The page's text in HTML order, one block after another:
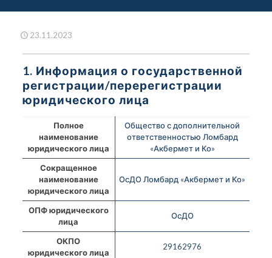
23.11.2023
1. Информация о государственной
регистрации/перерегистрации
юридического лица
Полное
наименование
юридического лица
Общество с дополнительной
ответственностью Ломбард
«Акбермет и Ко»
Сокращенное
наименование
юридического лица
ОсДО Ломбард «Акбермет и Ко»
ОПФ юридического
лица
ОсДО
ОКПО
юридического лица
29162976